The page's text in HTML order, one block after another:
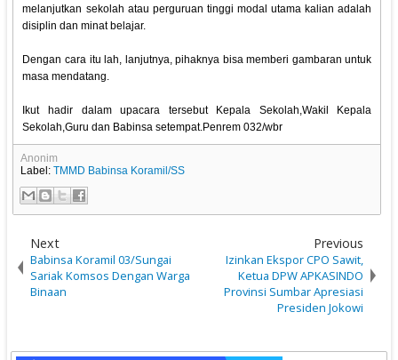
melanjutkan sekolah atau perguruan tinggi modal utama kalian adalah
disiplin dan minat belajar.
Dengan cara itu lah, lanjutnya, pihaknya bisa memberi gambaran untuk
masa mendatang.
Ikut hadir dalam upacara tersebut Kepala Sekolah,Wakil Kepala
Sekolah,Guru dan Babinsa setempat.Penrem 032/wbr
Anonim
Label:TMMD Babinsa Koramil/SS
Next
Babinsa Koramil 03/Sungai
Sariak Komsos Dengan Warga
Binaan
Previous
Izinkan Ekspor CPO Sawit,
Ketua DPW APKASINDO
Provinsi Sumbar Apresiasi
Presiden Jokowi